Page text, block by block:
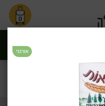
0
סינוןאורגני